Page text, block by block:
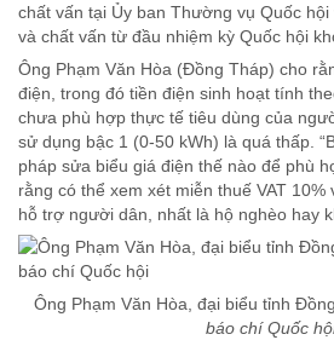
chất vấn tại Ủy ban Thường vụ Quốc
và chất vấn từ đầu nhiệm kỳ Quốc hội
Ông Phạm Văn Hòa (Đồng Tháp) cho
điện, trong đó tiền điện sinh hoạt tính
chưa phù hợp thực tế tiêu dùng của
sử dụng bậc 1 (0-50 kWh) là quá thấp.
pháp sửa biểu giá điện thế nào để phù
rằng có thể xem xét miễn thuế VAT
hỗ trợ người dân, nhất là hộ nghèo hay
Ông Phạm Văn Hòa, đại biểu tỉnh
báo chí Quốc